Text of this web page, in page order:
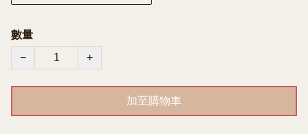
數量
−
+
加至購物車